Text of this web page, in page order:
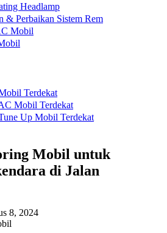
Headlamp
& Perbaikan Sistem Rem
Mobil
Terdekat
Mobil Terdekat
Up Mobil Terdekat
Mobil untuk
di Jalan
8, 2024